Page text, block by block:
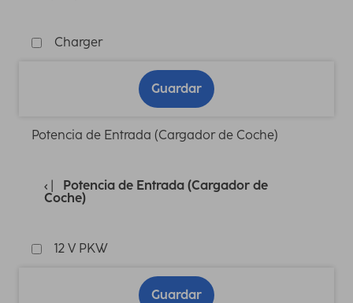
Charger
Guardar
Potencia de Entrada (Cargador de Coche)
Potencia de Entrada (Cargador de
Coche)
12 V PKW
Guardar